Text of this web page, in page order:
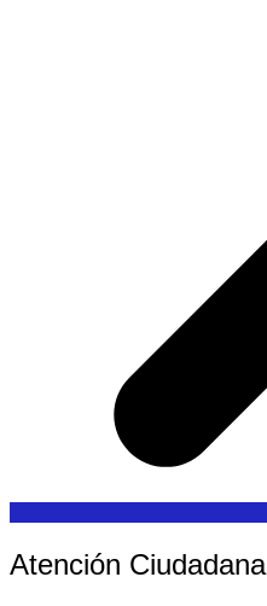
Atención Ciudadana